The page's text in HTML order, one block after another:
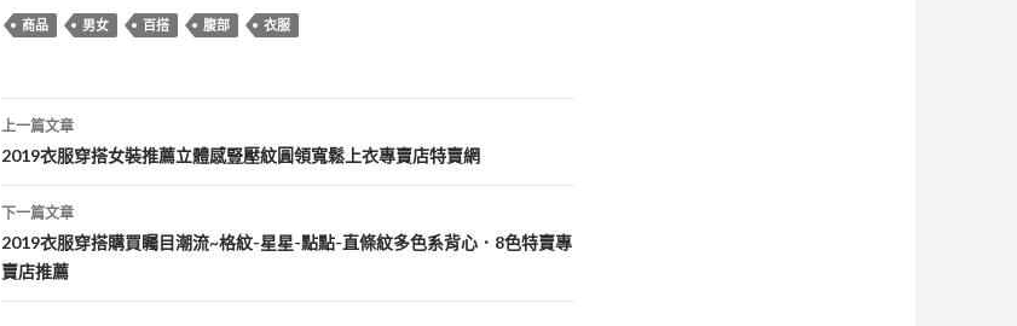
商品 男女 百搭 腹部 衣服
文
章
導
覽
上一篇文章
2019衣服穿搭女裝推薦立體感豎壓紋圓領寬鬆上衣專賣店特賣網
下一篇文章
2019衣服穿搭購買矚目潮流~格紋-星星-點點-直條紋多色系背心．8色特賣專
賣店推薦